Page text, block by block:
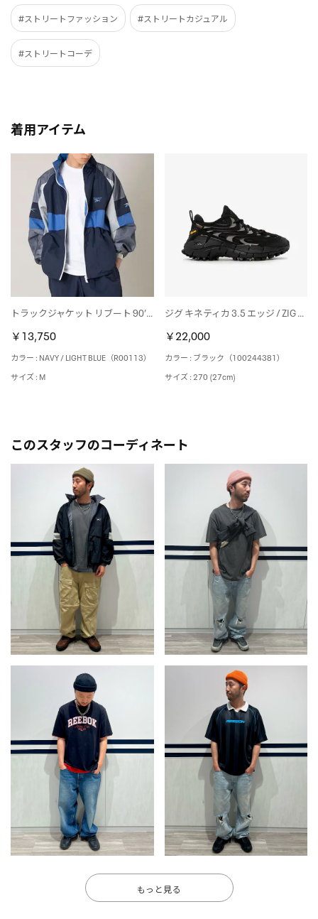
#ストリートファッション #ストリートカジュアル
#ストリートコーデ
着用アイテム
トラックジャケット リブート 90’s/Track Jacket REBOOT 90’s （NAVY / LIGHT BLUE）
￥13,750
カラー : NAVY / LIGHT BLUE（R00113）
サイズ : M
ジグ キネティカ 3.5 エッジ / ZIG KINETICA 3.5 EDGE （ブラック）
￥22,000
カラー : ブラック（100244381）
サイズ : 270 (27cm)
このスタッフのコーディネート
もっと見る